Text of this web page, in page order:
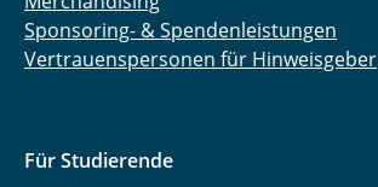
Sponsoring- & Spendenleistungen
Vertrauenspersonen für Hinweisgeber
Für Studierende